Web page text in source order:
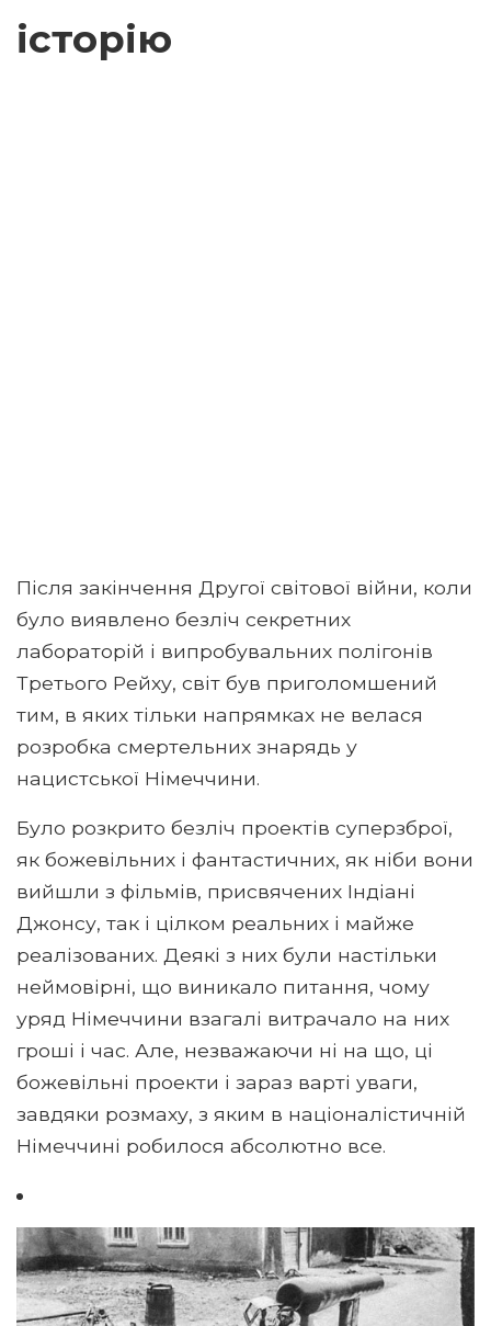
історію
Після закінчення Другої світової війни, коли
було виявлено безліч секретних
лабораторій і випробувальних полігонів
Третього Рейху, світ був приголомшений
тим, в яких тільки напрямках не велася
розробка смертельних знарядь у
нацистської Німеччини.
Було розкрито безліч проектів суперзброї,
як божевільних і фантастичних, як ніби вони
вийшли з фільмів, присвячених Індіані
Джонсу, так і цілком реальних і майже
реалізованих. Деякі з них були настільки
неймовірні, що виникало питання, чому
уряд Німеччини взагалі витрачало на них
гроші і час. Але, незважаючи ні на що, ці
божевільні проекти і зараз варті уваги,
завдяки розмаху, з яким в націоналістичній
Німеччині робилося абсолютно все.